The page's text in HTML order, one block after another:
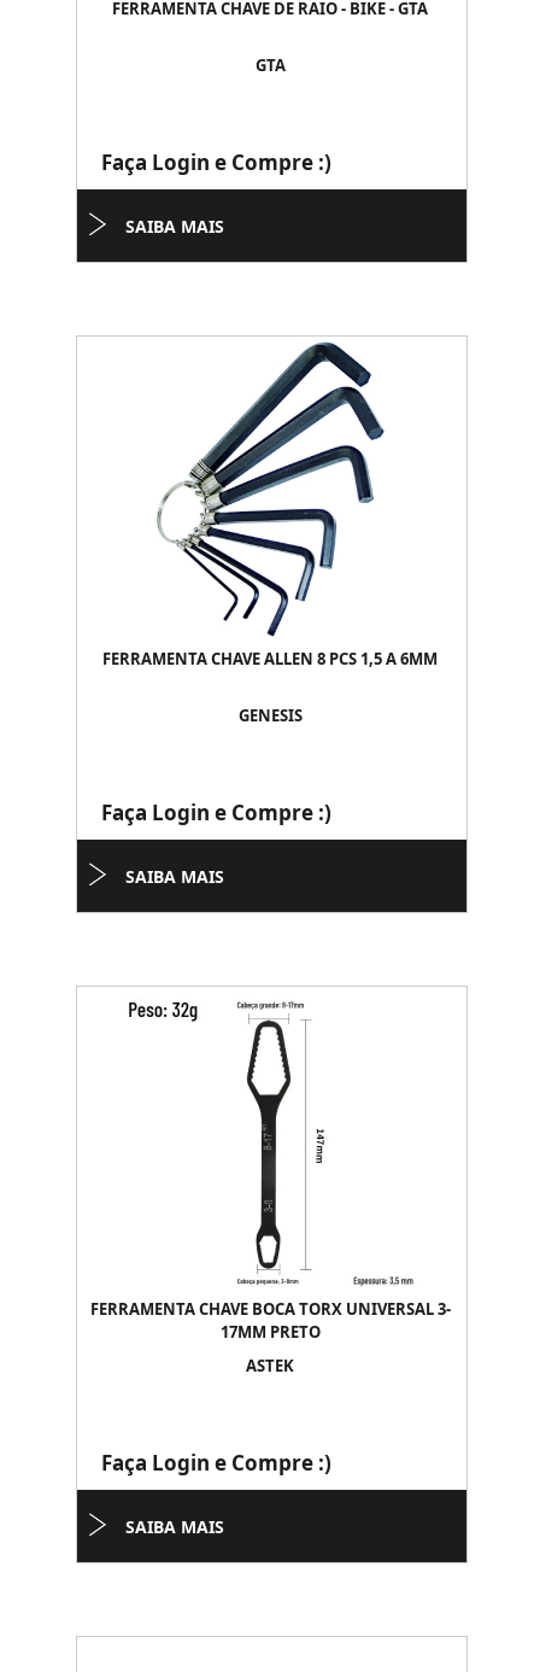
FERRAMENTA CHAVE DE RAIO - BIKE - GTA
GTA
Faça Login e Compre :)
SAIBA MAIS
FERRAMENTA CHAVE ALLEN 8 PCS 1,5 A 6MM
GENESIS
Faça Login e Compre :)
SAIBA MAIS
FERRAMENTA CHAVE BOCA TORX UNIVERSAL 3-
17MM PRETO
ASTEK
Faça Login e Compre :)
SAIBA MAIS